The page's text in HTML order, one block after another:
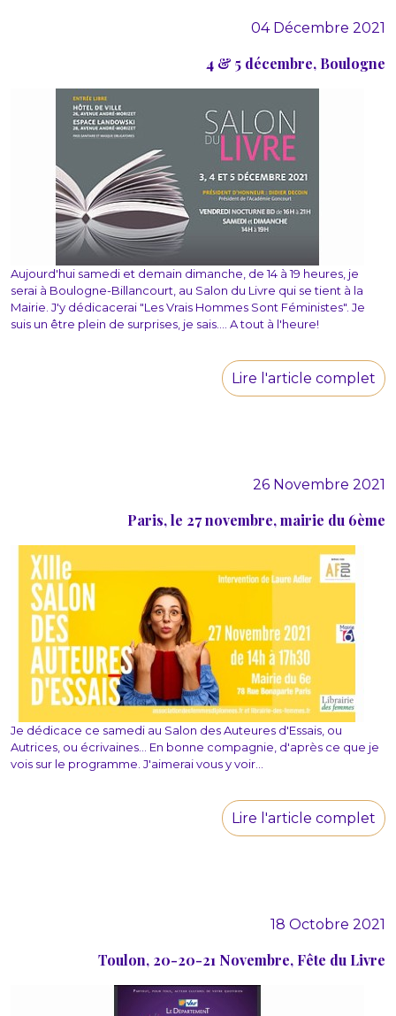
04 Décembre 2021
4 & 5 décembre, Boulogne
Aujourd'hui samedi et demain dimanche, de 14 à 19 heures, je
serai à Boulogne-Billancourt, au Salon du Livre qui se tient à la
Mairie. J'y dédicacerai "Les Vrais Hommes Sont Féministes". Je
suis un être plein de surprises, je sais.... A tout à l'heure!
Lire l'article complet
26 Novembre 2021
Paris, le 27 novembre, mairie du 6ème
Je dédicace ce samedi au Salon des Auteures d'Essais, ou
Autrices, ou écrivaines... En bonne compagnie, d'après ce que je
vois sur le programme. J'aimerai vous y voir...
Lire l'article complet
18 Octobre 2021
Toulon, 20-20-21 Novembre, Fête du Livre